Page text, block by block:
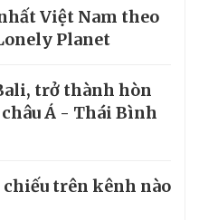
Việt Nam theo
Planet
trở thành hòn
Á - Thái Bình
chiếu trên kênh nào